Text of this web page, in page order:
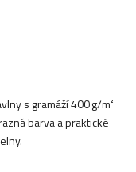
s gramáží 400 g/m²
barva a praktické